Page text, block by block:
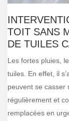
TOIT SANS
DE TUILES
Les fortes pluies,
tuiles. En effet, il
peuvent se casser
régulièrement et
remplacées en